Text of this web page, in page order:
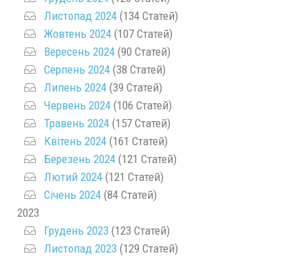
Листопад 2024 (134 Статей)
Жовтень 2024 (107 Статей)
Вересень 2024 (90 Статей)
Серпень 2024 (38 Статей)
Липень 2024 (39 Статей)
Червень 2024 (106 Статей)
Травень 2024 (157 Статей)
Квітень 2024 (161 Статей)
Березень 2024 (121 Статей)
Лютий 2024 (121 Статей)
Січень 2024 (84 Статей)
2023
Грудень 2023 (123 Статей)
Листопад 2023 (129 Статей)